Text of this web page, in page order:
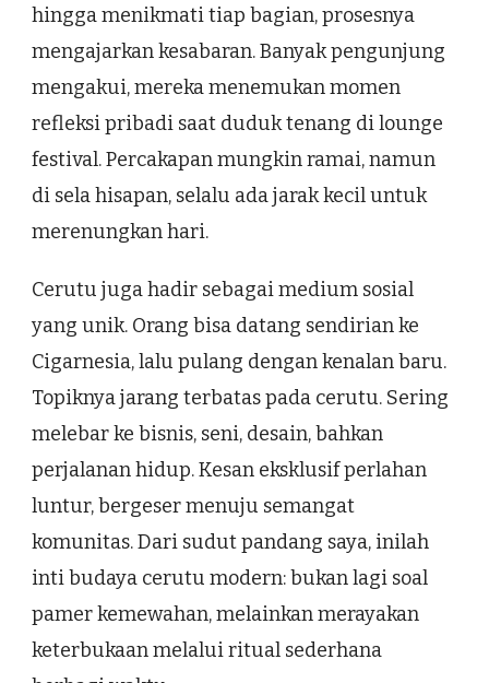
hingga menikmati tiap bagian, prosesnya
mengajarkan kesabaran. Banyak pengunjung
mengakui, mereka menemukan momen
refleksi pribadi saat duduk tenang di lounge
festival. Percakapan mungkin ramai, namun
di sela hisapan, selalu ada jarak kecil untuk
merenungkan hari.
Cerutu juga hadir sebagai medium sosial
yang unik. Orang bisa datang sendirian ke
Cigarnesia, lalu pulang dengan kenalan baru.
Topiknya jarang terbatas pada cerutu. Sering
melebar ke bisnis, seni, desain, bahkan
perjalanan hidup. Kesan eksklusif perlahan
luntur, bergeser menuju semangat
komunitas. Dari sudut pandang saya, inilah
inti budaya cerutu modern: bukan lagi soal
pamer kemewahan, melainkan merayakan
keterbukaan melalui ritual sederhana